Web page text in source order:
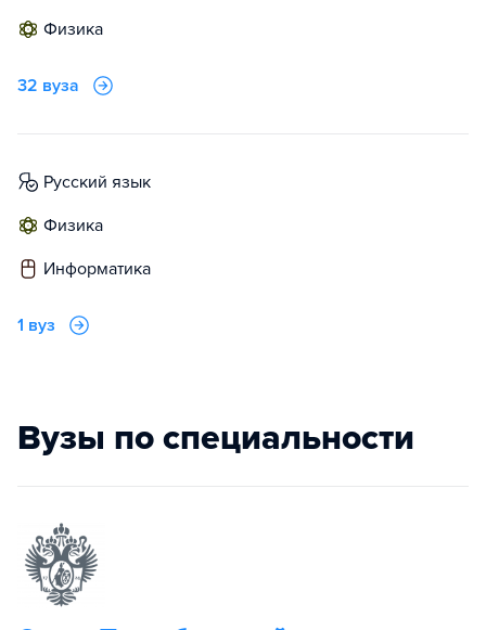
физика
32 вуза
русский язык
физика
информатика
1 вуз
Вузы по специальности